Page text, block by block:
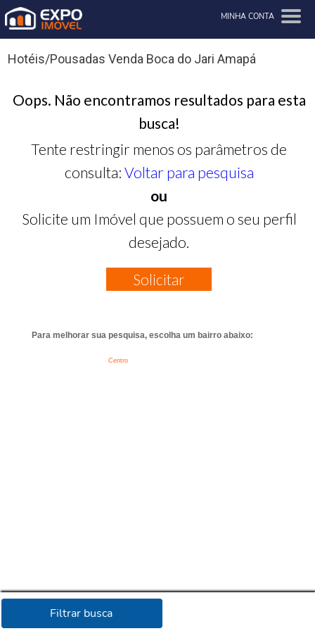
MINHA CONTA
Filtrar busca
Hotéis/Pousadas Venda Boca do Jari Amapá
Oops. Não encontramos resultados para esta
busca!
Tente restringir menos os parâmetros de
consulta: Voltar para pesquisa
ou
Solicite um Imóvel que possuem o seu perfil
desejado.
Solicitar
Para melhorar sua pesquisa, escolha um bairro abaixo:
Centro